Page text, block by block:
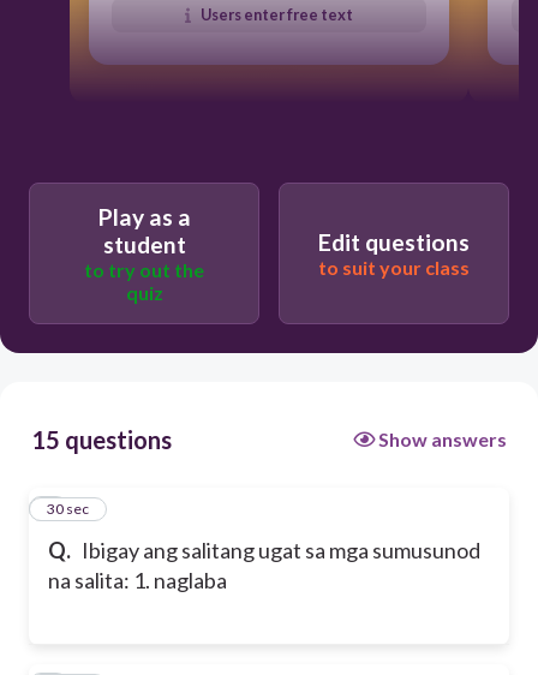
Users enter free text
Play as a
student
to try out the
quiz
Edit questions
to suit your class
15 questions Show answers
Q. Ibigay ang salitang ugat sa mga sumusunod
na salita: 1. naglaba
1
30 sec